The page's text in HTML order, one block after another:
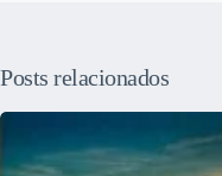
Posts relacionados